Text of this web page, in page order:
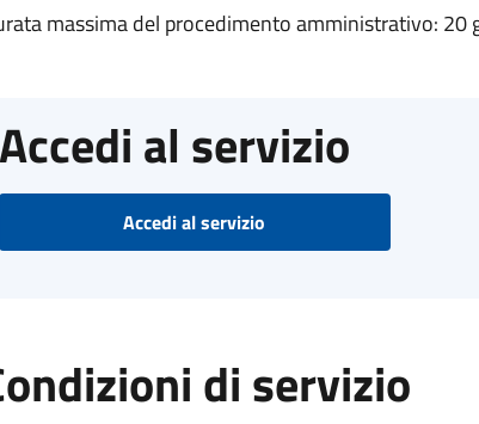
massima del procedimento amministrativo: 20
Accedi al servizio
Accedi al servizio
di servizio